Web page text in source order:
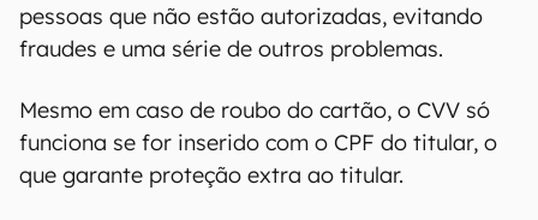
pessoas que não estão autorizadas, evitando
fraudes e uma série de outros problemas.
Mesmo em caso de roubo do cartão, o CVV só
funciona se for inserido com o CPF do titular, o
que garante proteção extra ao titular.